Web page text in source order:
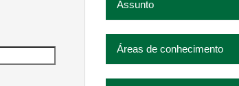
Assunto
Áreas de conhecimento